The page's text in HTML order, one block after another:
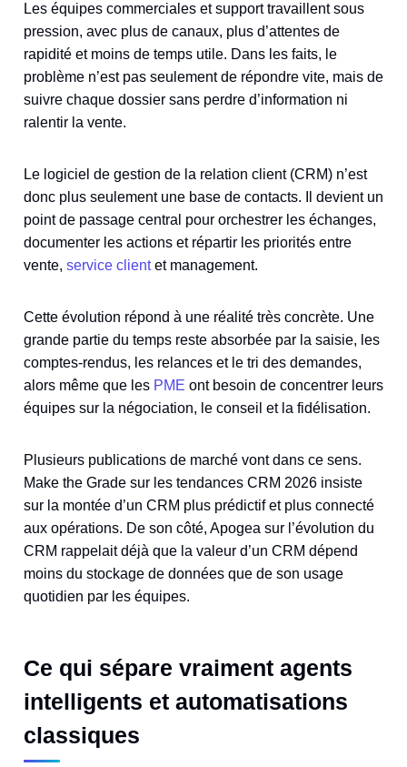
Les équipes commerciales et support travaillent sous
pression, avec plus de canaux, plus d’attentes de
rapidité et moins de temps utile. Dans les faits, le
problème n’est pas seulement de répondre vite, mais de
suivre chaque dossier sans perdre d’information ni
ralentir la vente.
Le logiciel de gestion de la relation client (CRM) n’est
donc plus seulement une base de contacts. Il devient un
point de passage central pour orchestrer les échanges,
documenter les actions et répartir les priorités entre
vente, service clientet management.
Cette évolution répond à une réalité très concrète. Une
grande partie du temps reste absorbée par la saisie, les
comptes-rendus, les relances et le tri des demandes,
alors même que les PME ont besoin de concentrer leurs
équipes sur la négociation, le conseil et la fidélisation.
Plusieurs publications de marché vont dans ce sens.
Make the Grade sur les tendances CRM 2026 insiste
sur la montée d’un CRM plus prédictif et plus connecté
aux opérations. De son côté, Apogea sur l’évolution du
CRM rappelait déjà que la valeur d’un CRM dépend
moins du stockage de données que de son usage
quotidien par les équipes.
Ce qui sépare vraiment agents
intelligents et automatisations
classiques